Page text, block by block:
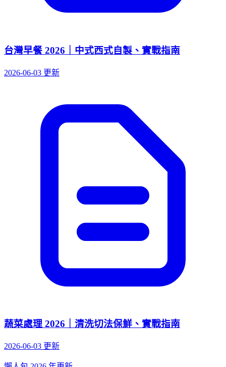
台灣早餐 2026｜中式西式自製、實戰指南
2026-06-03 更新
蔬菜處理 2026｜清洗切法保鮮、實戰指南
2026-06-03 更新